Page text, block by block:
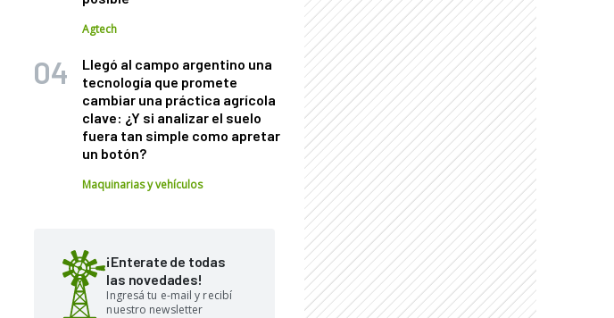
Agtech
Llegó al campo argentino una
tecnología que promete
cambiar una práctica agrícola
clave: ¿Y si analizar el suelo
fuera tan simple como apretar
un botón?
Maquinarias y vehículos
¡Enterate de todas
las novedades!
Ingresá tu e-mail y recibí
nuestro newsletter